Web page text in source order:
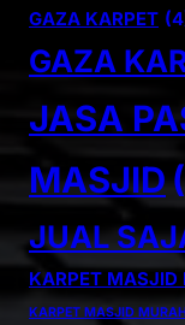
GAZA KARPET
GAZA
JASA
MASJID
JUAL
KARPET MASJID
KARPET MASJID